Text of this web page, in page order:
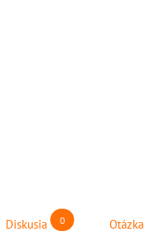
Diskusia 0
A, NOCO GB20